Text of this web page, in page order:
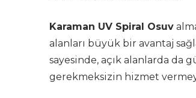
Karaman UV Spiral Osuv
alanları büyük bir avantaj
sayesinde, açık alanlarda da
gerekmeksizin hizmet